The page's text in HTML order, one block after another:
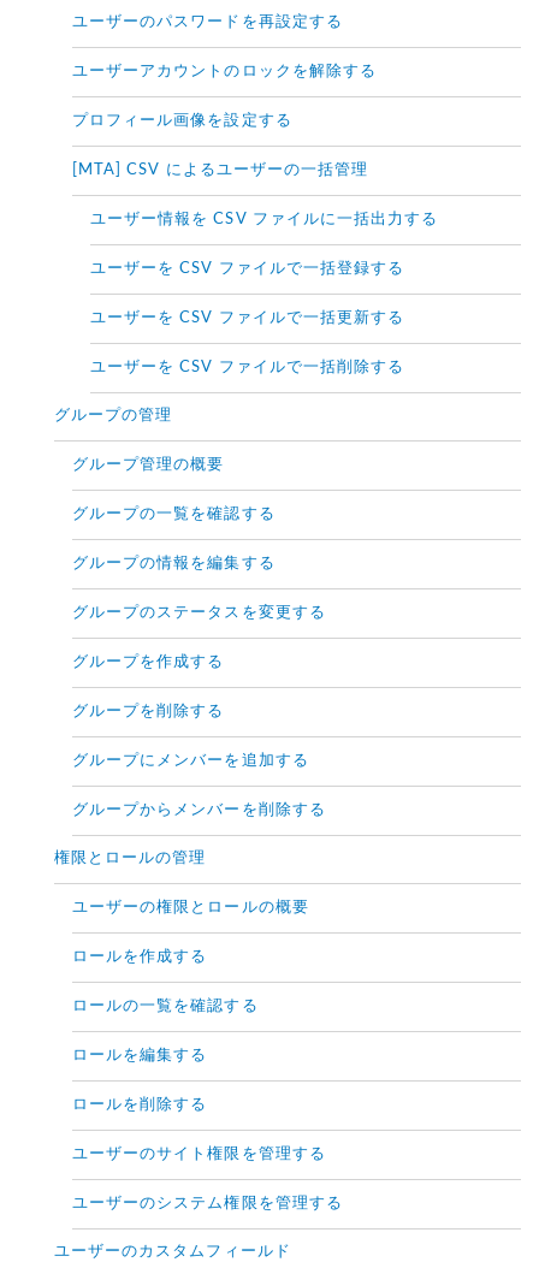
ユーザーのパスワードを再設定する
ユーザーアカウントのロックを解除する
プロフィール画像を設定する
[MTA] CSV によるユーザーの一括管理
ユーザー情報を CSV ファイルに一括出力する
ユーザーを CSV ファイルで一括登録する
ユーザーを CSV ファイルで一括更新する
ユーザーを CSV ファイルで一括削除する
グループの管理
グループ管理の概要
グループの一覧を確認する
グループの情報を編集する
グループのステータスを変更する
グループを作成する
グループを削除する
グループにメンバーを追加する
グループからメンバーを削除する
権限とロールの管理
ユーザーの権限とロールの概要
ロールを作成する
ロールの一覧を確認する
ロールを編集する
ロールを削除する
ユーザーのサイト権限を管理する
ユーザーのシステム権限を管理する
ユーザーのカスタムフィールド